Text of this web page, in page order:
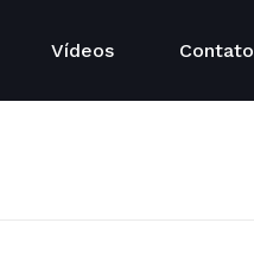
Vídeos Contato